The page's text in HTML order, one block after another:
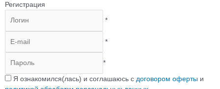
Регистрация
*
*
*
Я ознакомился(лась) и соглашаюсь с договором оферты и